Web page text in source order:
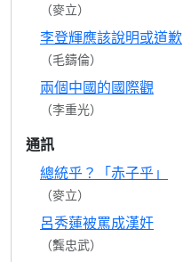
（麥立）
李登輝應該說明或道歉
（毛鑄倫）
兩個中國的國際觀
（李重光）
通訊
總統乎？「赤子乎」
（麥立）
呂秀蓮被罵成漢奸
（龔忠武）